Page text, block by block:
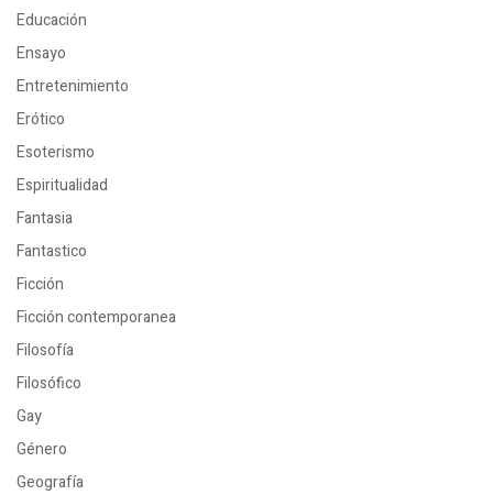
Educación
Ensayo
Entretenimiento
Erótico
Esoterismo
Espiritualidad
Fantasia
Fantastico
Ficción
Ficción contemporanea
Filosofía
Filosófico
Gay
Género
Geografía